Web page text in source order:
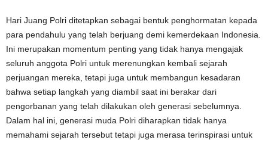
Hari Juang Polri ditetapkan sebagai bentuk penghormatan kepada
para pendahulu yang telah berjuang demi kemerdekaan Indonesia.
Ini merupakan momentum penting yang tidak hanya mengajak
seluruh anggota Polri untuk merenungkan kembali sejarah
perjuangan mereka, tetapi juga untuk membangun kesadaran
bahwa setiap langkah yang diambil saat ini berakar dari
pengorbanan yang telah dilakukan oleh generasi sebelumnya.
Dalam hal ini, generasi muda Polri diharapkan tidak hanya
memahami sejarah tersebut tetapi juga merasa terinspirasi untuk